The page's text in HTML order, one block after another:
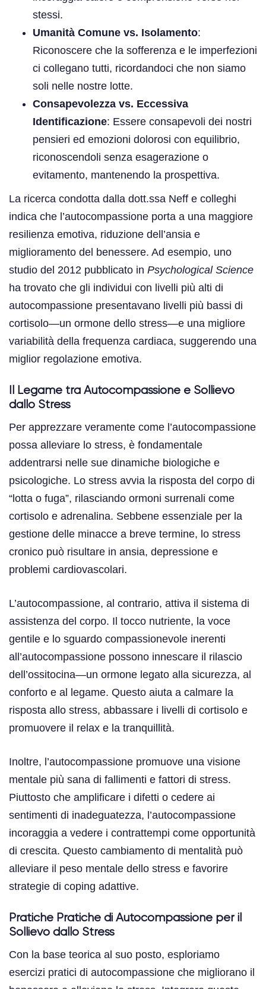
stessi.
Umanità Comune vs. Isolamento:
Riconoscere che la sofferenza e le imperfezioni
ci collegano tutti, ricordandoci che non siamo
soli nelle nostre lotte.
Consapevolezza vs. Eccessiva
Identificazione: Essere consapevoli dei nostri
pensieri ed emozioni dolorosi con equilibrio,
riconoscendoli senza esagerazione o
evitamento, mantenendo la prospettiva.
La ricerca condotta dalla dott.ssa Neff e colleghi
indica che l’autocompassione porta a una maggiore
resilienza emotiva, riduzione dell’ansia e
miglioramento del benessere. Ad esempio, uno
studio del 2012 pubblicato in Psychological Science
ha trovato che gli individui con livelli più alti di
autocompassione presentavano livelli più bassi di
cortisolo—un ormone dello stress—e una migliore
variabilità della frequenza cardiaca, suggerendo una
miglior regolazione emotiva.
Il Legame tra Autocompassione e Sollievo
dallo Stress
Per apprezzare veramente come l’autocompassione
possa alleviare lo stress, è fondamentale
addentrarsi nelle sue dinamiche biologiche e
psicologiche. Lo stress avvia la risposta del corpo di
“lotta o fuga”, rilasciando ormoni surrenali come
cortisolo e adrenalina. Sebbene essenziale per la
gestione delle minacce a breve termine, lo stress
cronico può risultare in ansia, depressione e
problemi cardiovascolari.
L’autocompassione, al contrario, attiva il sistema di
assistenza del corpo. Il tocco nutriente, la voce
gentile e lo sguardo compassionevole inerenti
all’autocompassione possono innescare il rilascio
dell’ossitocina—un ormone legato alla sicurezza, al
conforto e al legame. Questo aiuta a calmare la
risposta allo stress, abbassare i livelli di cortisolo e
promuovere il relax e la tranquillità.
Inoltre, l’autocompassione promuove una visione
mentale più sana di fallimenti e fattori di stress.
Piuttosto che amplificare i difetti o cedere ai
sentimenti di inadeguatezza, l’autocompassione
incoraggia a vedere i contrattempi come opportunità
di crescita. Questo cambiamento di mentalità può
alleviare il peso mentale dello stress e favorire
strategie di coping adattive.
Pratiche Pratiche di Autocompassione per il
Sollievo dallo Stress
Con la base teorica al suo posto, esploriamo
esercizi pratici di autocompassione che migliorano il